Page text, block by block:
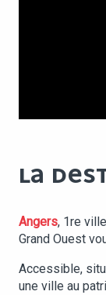
LA
Angers, 1re
Grand Ouest
Accessible,
une ville au